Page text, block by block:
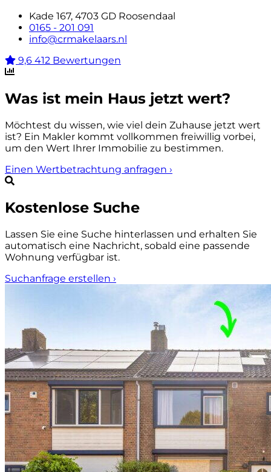
Kade 167, 4703 GD Roosendaal
0165 - 201 091
info@crmakelaars.nl
9,6 412 Bewertungen
Was ist mein Haus jetzt wert?
Möchtest du wissen, wie viel dein Zuhause jetzt wert
ist? Ein Makler kommt vollkommen freiwillig vorbei,
um den Wert Ihrer Immobilie zu bestimmen.
Einen Wertbetrachtung anfragen ›
Kostenlose Suche
Lassen Sie eine Suche hinterlassen und erhalten Sie
automatisch eine Nachricht, sobald eine passende
Wohnung verfügbar ist.
Suchanfrage erstellen ›